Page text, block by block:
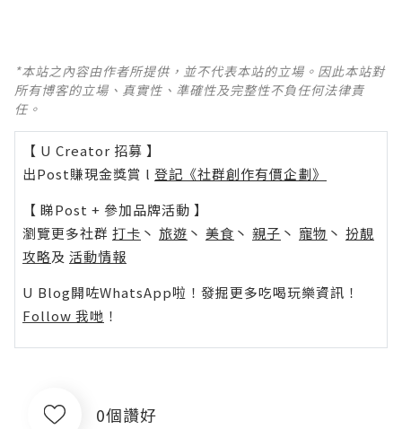
*本站之內容由作者所提供，並不代表本站的立場。因此本站對
所有博客的立場、真實性、準確性及完整性不負任何法律責
任。
【 U Creator 招募 】
出Post賺現金獎賞 l 登記《社群創作有價企劃》
【 睇Post + 參加品牌活動 】
瀏覽更多社群 打卡 丶 旅遊 丶 美食 丶 親子 丶 寵物 丶 扮靚
攻略及 活動情報
U Blog開咗WhatsApp啦！發掘更多吃喝玩樂資訊！
Follow 我哋 ！
0個讚好